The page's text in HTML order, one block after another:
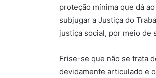
proteção mínima que dá
subjugar a Justiça do
justiça social, por meio de
Frise-se que não se trata
devidamente articulado e